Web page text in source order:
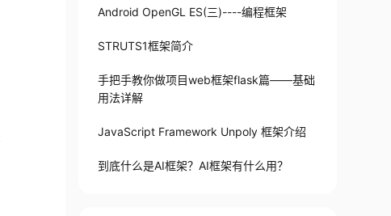
Android OpenGL ES(三)----编程框架
STRUTS1框架简介
手把手教你做项目web框架flask篇——基础
用法详解
JavaScript Framework Unpoly 框架介绍
到底什么是AI框架？AI框架有什么用？